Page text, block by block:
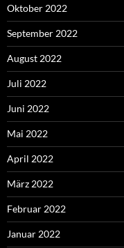
Oktober 2022
September 2022
August 2022
Juli 2022
Juni 2022
Mai 2022
April 2022
März 2022
Februar 2022
Januar 2022